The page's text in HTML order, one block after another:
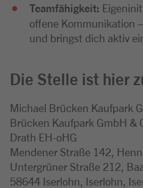
Teamfähigkeit:
offene Kommunikation
und bringst dich aktiv
Die Stelle ist hier
Michael Brücken Kaufpark
Brücken Kaufpark GmbH &
Drath EH-oHG
Mendener Straße 142,
Untergrüner Straße 212,
58644 Iserlohn, Iserlohn,